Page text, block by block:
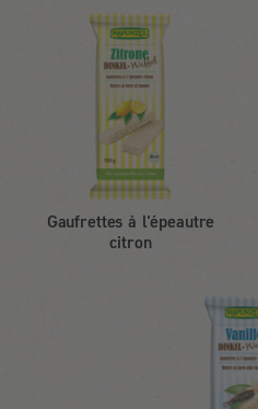
Gaufrettes à l'épeautre
citron